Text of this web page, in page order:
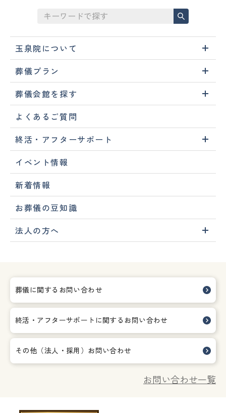
玉泉院について
葬儀プラン
葬儀会館を探す
よくあるご質問
終活・アフターサポート
イベント情報
新着情報
お葬儀の豆知識
法人の方へ
葬儀に関するお問い合わせ
終活・アフターサポートに関する お問い合わせ
その他（法人・採用）お問い合わせ
お問い合わせ一覧